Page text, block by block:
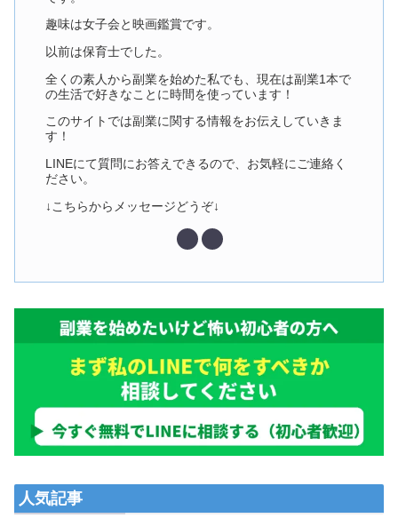
趣味は女子会と映画鑑賞です。
以前は保育士でした。
全くの素人から副業を始めた私でも、現在は副業1本で
の生活で好きなことに時間を使っています！
このサイトでは副業に関する情報をお伝えしていきま
す！
LINEにて質問にお答えできるので、お気軽にご連絡く
ださい。
↓こちらからメッセージどうぞ↓
人気記事